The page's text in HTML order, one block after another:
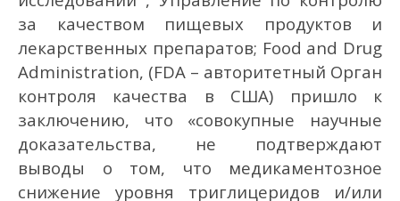
за качеством пищевых продуктов и
лекарственных препаратов; Food and Drug
Administration, (FDA – авторитетный Орган
контроля качества в США) пришло к
заключению, что «совокупные научные
доказательства, не подтверждают
выводы о том, что медикаментозное
снижение уровня триглицеридов и/или